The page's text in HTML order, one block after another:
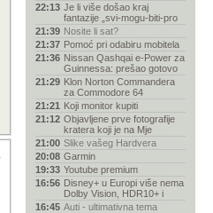
22:13 Je li više došao kraj
fantazije „svi-mogu-biti-pro
21:39 Nosite li sat?
21:37 Pomoć pri odabiru mobitela
21:36 Nissan Qashqai e-Power za
Guinnessa: prešao gotovo
21:29 Klon Norton Commandera
za Commodore 64
21:21 Koji monitor kupiti
21:12 Objavljene prve fotografije
kratera koji je na Mje
21:00 Slike vašeg Hardvera
20:08 Garmin
19:33 Youtube premium
16:56 Disney+ u Europi više nema
Dolby Vision, HDR10+ i
16:45 Auti - ultimativna tema